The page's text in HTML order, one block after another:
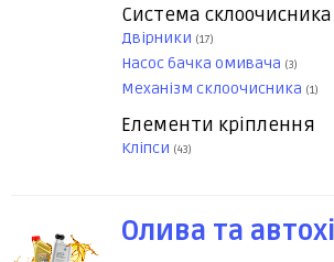
Система склоочисника
Двірники (17)
Насос бачка омивача (3)
Механізм склоочисника (1)
Елементи кріплення
Кліпси (43)
Олива та